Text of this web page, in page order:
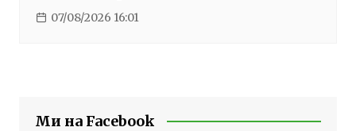
07/08/2026 16:01
Ми на Facebook